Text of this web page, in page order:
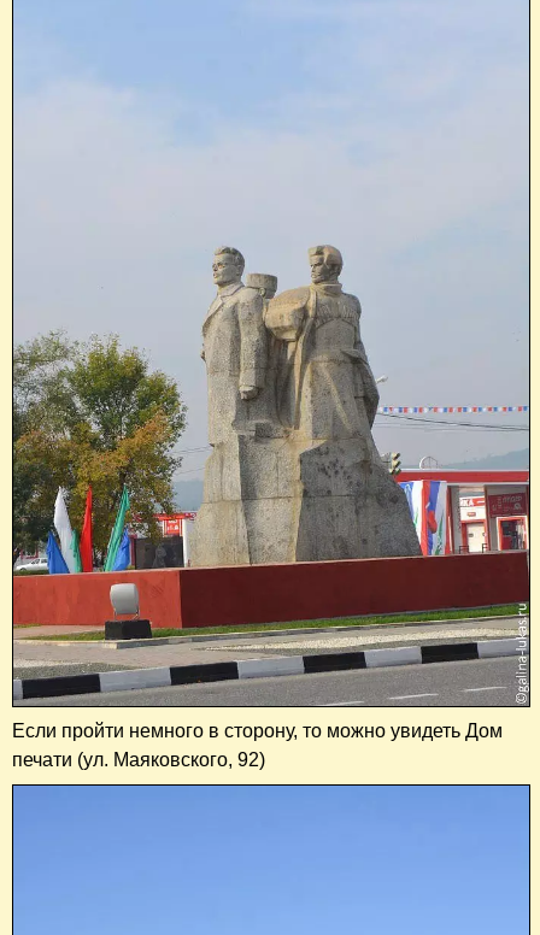
Если пройти немного в сторону, то можно увидеть Дом
печати (ул. Маяковского, 92)